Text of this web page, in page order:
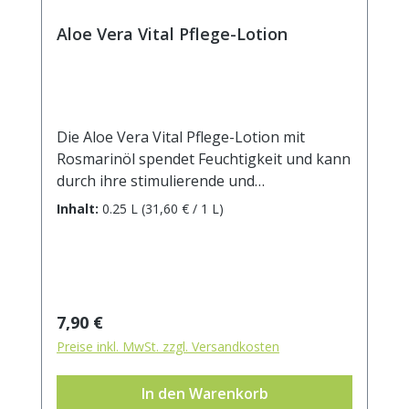
Aloe Vera Vital Pflege-Lotion
Die Aloe Vera Vital Pflege-Lotion mit
Rosmarinöl spendet Feuchtigkeit und kann
durch ihre stimulierende und
antibakterielle Wirkung bei
CETEARYL ALCOHOL, CETEARETH-20,
GLYCINE SOJA OIL, ALOE BARBADENSIS,
TOCOPHEROL, ROSMARINUS OFFICINALIS,
CETEARETH-12, CETYL PALMITATE,
PHENOXYETHANOL, BENZOIC ACID,
Inhalt: 0.25 L (31,60 € / 1 L)
Regulärer Preis:
7,90 €
Preise inkl. MwSt. zzgl. Versandkosten
In den Warenkorb